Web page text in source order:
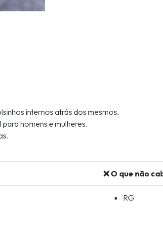
internos atrás dos mesmos.
homens e mulheres.
❌ O que não
RG